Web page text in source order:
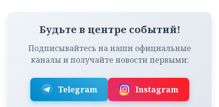
Будьте в центре событий!
Подписывайтесь на наши официальные
каналы и получайте новости первыми:
Telegram Instagram